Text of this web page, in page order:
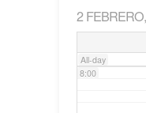
2
All-day
7:00
8:00